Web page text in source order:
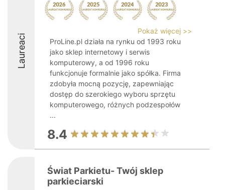
Laureaci
Pokaż więcej >>
ProLine.pl działa na rynku od 1993 roku
jako sklep internetowy i serwis
komputerowy, a od 1996 roku
funkcjonuje formalnie jako spółka. Firma
zdobyła mocną pozycję, zapewniając
dostęp do szerokiego wyboru sprzętu
komputerowego, różnych podzespołów
...
8.4
Świat Parkietu- Twój sklep
parkieciarski